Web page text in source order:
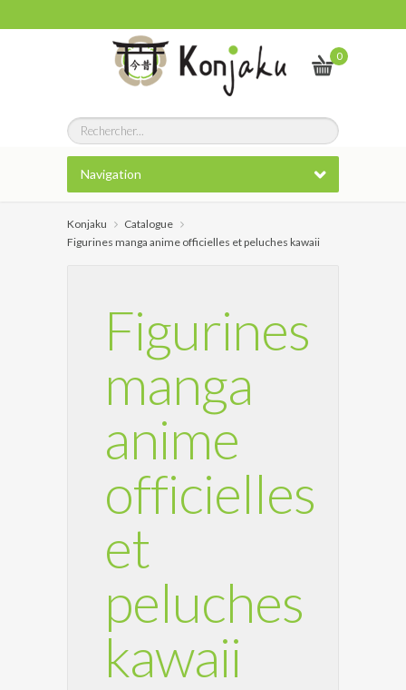
0
Navigation
Konjaku
Catalogue
Figurines manga anime officielles et peluches kawaii
Figurines
manga
anime
officielles
et
peluches
kawaii